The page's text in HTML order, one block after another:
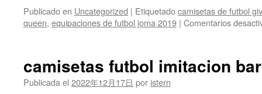
Publicado en Uncategorized | Etiquetadocamisetas de futbol
queen, equipaciones de futbol joma 2019 | Comentarios
camisetas futbol imitacion
Publicada el 2022年12月17日 por istern